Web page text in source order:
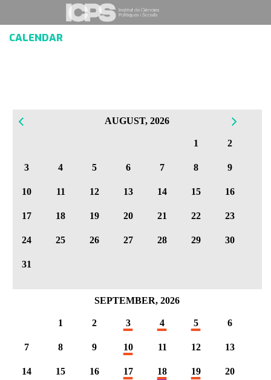
CALENDAR
AUGUST, 2026
1 2
3 4 5 6 7 8 9
10 11 12 13 14 15 16
17 18 19 20 21 22 23
24 25 26 27 28 29 30
31
SEPTEMBER, 2026
1 2 3 4 5 6
7 8 9 10 11 12 13
14 15 16 17 18 19 20